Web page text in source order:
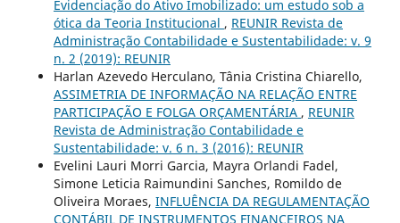
Evidenciação do Ativo Imobilizado: um estudo sob a
ótica da Teoria Institucional , REUNIR Revista de
Administração Contabilidade e Sustentabilidade: v. 9
n. 2 (2019): REUNIR
Harlan Azevedo Herculano, Tânia Cristina Chiarello,
ASSIMETRIA DE INFORMAÇÃO NA RELAÇÃO ENTRE
PARTICIPAÇÃO E FOLGA ORÇAMENTÁRIA , REUNIR
Revista de Administração Contabilidade e
Sustentabilidade: v. 6 n. 3 (2016): REUNIR
Evelini Lauri Morri Garcia, Mayra Orlandi Fadel,
Simone Leticia Raimundini Sanches, Romildo de
Oliveira Moraes, INFLUÊNCIA DA REGULAMENTAÇÃO
CONTÁBIL DE INSTRUMENTOS FINANCEIROS NA